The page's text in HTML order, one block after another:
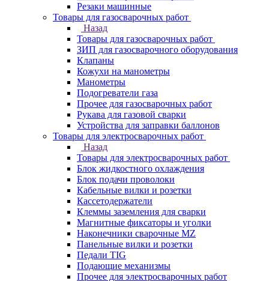
Резаки машинные
Товары для газосварочных работ
Назад
Товары для газосварочных работ
ЗИП для газосварочного оборудования
Клапаны
Кожухи на манометры
Манометры
Подогреватели газа
Прочее для газосварочных работ
Рукава для газовой сварки
Устройства для заправки баллонов
Товары для электросварочных работ
Назад
Товары для электросварочных работ
Блок жидкостного охлаждения
Блок подачи проволоки
Кабельные вилки и розетки
Кассетодержатели
Клеммы заземления для сварки
Магнитные фиксаторы и уголки
Наконечники сварочные MZ
Панельные вилки и розетки
Педали TIG
Подающие механизмы
Прочее для электросварочных работ